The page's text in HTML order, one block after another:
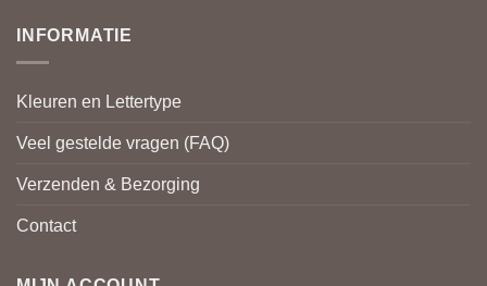
INFORMATIE
Kleuren en Lettertype
Veel gestelde vragen (FAQ)
Verzenden & Bezorging
Contact